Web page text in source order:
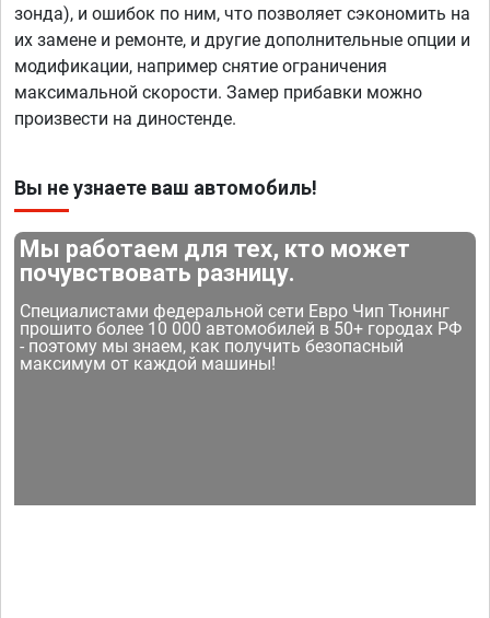
зонда), и ошибок по ним, что позволяет сэкономить на
их замене и ремонте, и другие дополнительные опции и
модификации, например снятие ограничения
максимальной скорости. Замер прибавки можно
произвести на диностенде.
Вы не узнаете ваш автомобиль!
Мы работаем для тех, кто может
почувствовать разницу.
Специалистами федеральной сети Евро Чип Тюнинг
прошито более 10 000 автомобилей в 50+ городах РФ
- поэтому мы знаем, как получить безопасный
максимум от каждой машины!